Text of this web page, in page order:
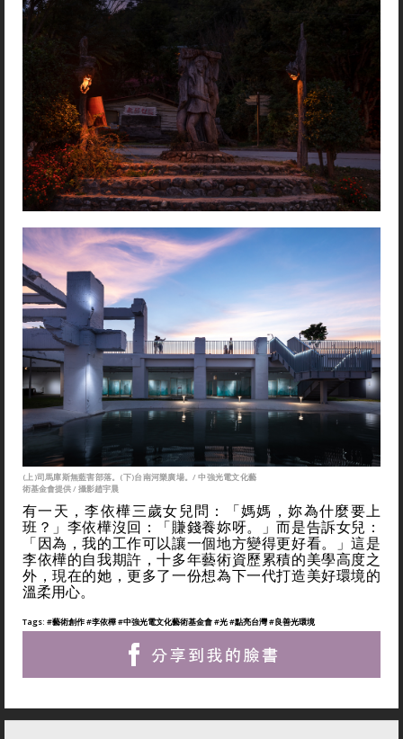
(上)司馬庫斯無藍害部落。(下)台南河樂廣場。/ 中強光電文化藝
術基金會提供 / 攝影趙宇晨
有一天，李依樺三歲女兒問：「媽媽，妳為什麼要上
班？」李依樺沒回：「賺錢養妳呀。」而是告訴女兒：
「因為，我的工作可以讓一個地方變得更好看。」這是
李依樺的自我期許，十多年藝術資歷累積的美學高度之
外，現在的她，更多了一份想為下一代打造美好環境的
溫柔用心。
Tags: #藝術創作#李依樺#中強光電文化藝術基金會#光#點亮台灣#良善光環境